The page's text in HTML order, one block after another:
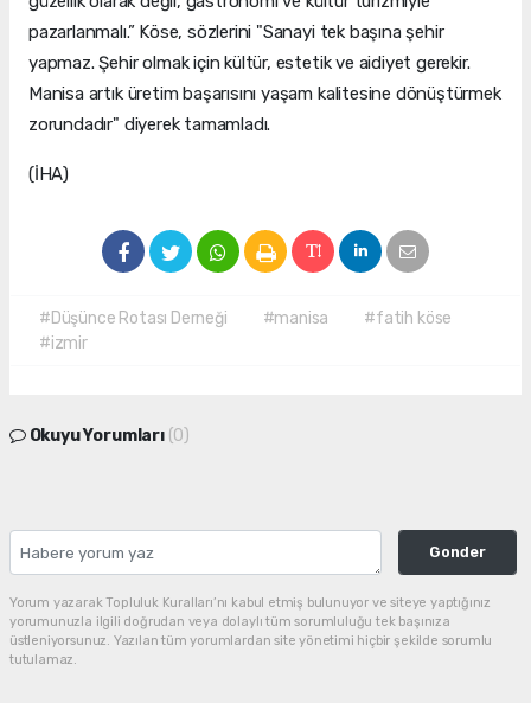
pazarlanmalı.” Köse, sözlerini "Sanayi tek başına şehir
yapmaz. Şehir olmak için kültür, estetik ve aidiyet gerekir.
Manisa artık üretim başarısını yaşam kalitesine dönüştürmek
zorundadır" diyerek tamamladı.
(İHA)
#Düşünce Rotası Derneği #manisa
#fatih köse
#izmir
Okuyu Yorumları (0)
Gonder
Yorum yazarak Topluluk Kuralları’nı kabul etmiş bulunuyor ve siteye yaptığınız
yorumunuzla ilgili doğrudan veya dolaylı tüm sorumluluğu tek başınıza
üstleniyorsunuz. Yazılan tüm yorumlardan site yönetimi hiçbir şekilde sorumlu
tutulamaz.